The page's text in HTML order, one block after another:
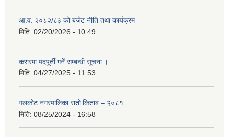
आ.व. २०८२/८३ को बजेट नीति तथा कार्यक्रम
मिति: 02/20/2026 - 10:49
करारमा पदपूर्ती गर्ने सम्बन्धी सूचना ।
मिति: 04/27/2025 - 11:53
गलकोट नगरपालिका रातो किताब – २०८१
मिति: 08/25/2024 - 16:58